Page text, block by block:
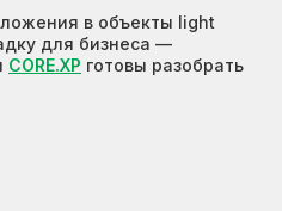
в объекты light
для бизнеса —
CORE.XP готовы разобрать